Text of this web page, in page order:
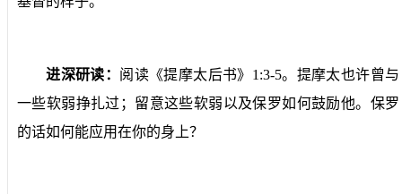
进深研读： 阅读《提摩太后书》 1:3-5。提摩太也许曾与
一些软弱挣扎过；留意这些软弱以及保罗如何鼓励他。保罗
的话如何能应用在你的身上？